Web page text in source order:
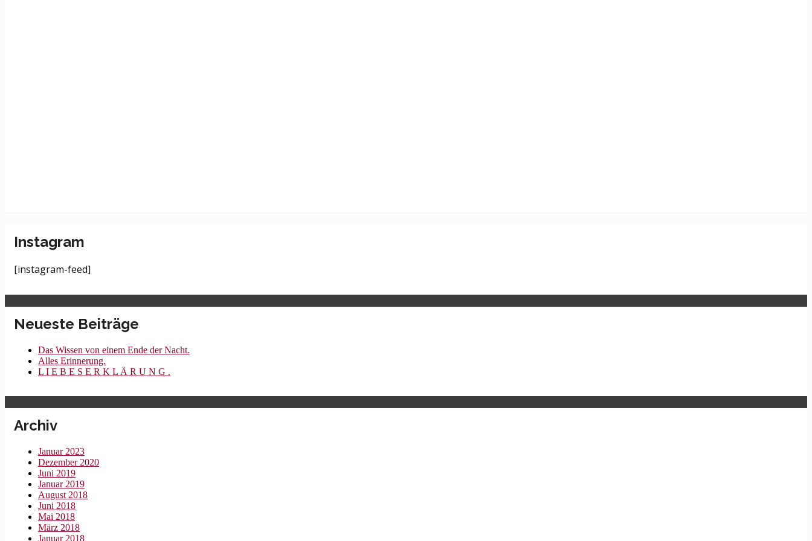
Instagram
[instagram-feed]
Neueste Beiträge
Das Wissen von einem Ende der Nacht.
Alles Erinnerung.
L I E B E S E R K L Ä R U N G .
Archiv
Januar 2023
Dezember 2020
Juni 2019
Januar 2019
August 2018
Juni 2018
Mai 2018
März 2018
Januar 2018